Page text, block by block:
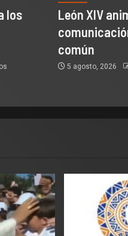
los
León XIV
común
5 agosto, 2026